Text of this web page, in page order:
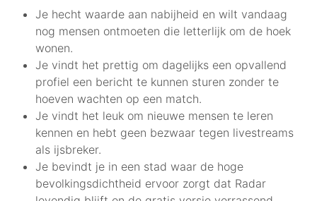
Je hecht waarde aan nabijheid en wilt vandaag
nog mensen ontmoeten die letterlijk om de hoek
wonen.
Je vindt het prettig om dagelijks een opvallend
profiel een bericht te kunnen sturen zonder te
hoeven wachten op een match.
Je vindt het leuk om nieuwe mensen te leren
kennen en hebt geen bezwaar tegen livestreams
als ijsbreker.
Je bevindt je in een stad waar de hoge
bevolkingsdichtheid ervoor zorgt dat Radar